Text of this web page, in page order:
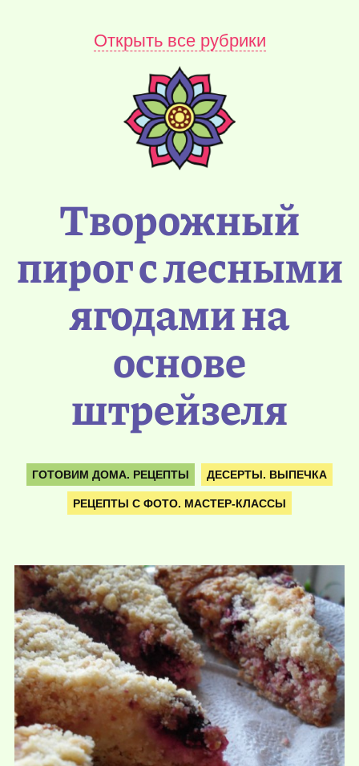
Открыть все рубрики
Творожный
пирог с лесными
ягодами на
основе
штрейзеля
ГОТОВИМ ДОМА. РЕЦЕПТЫ ДЕСЕРТЫ. ВЫПЕЧКА
РЕЦЕПТЫ С ФОТО. МАСТЕР-КЛАССЫ